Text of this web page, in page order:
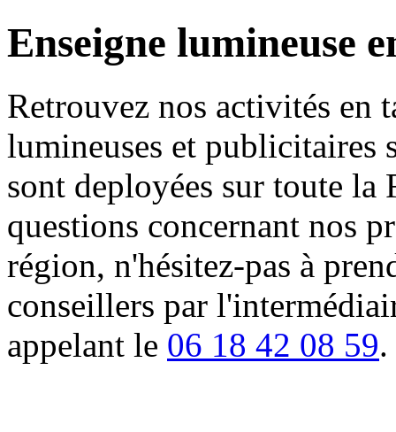
Enseigne lumineuse
Retrouvez nos activités en
lumineuses et publicitaires
sont deployées sur toute la
questions concernant nos
région, n'hésitez-pas à
conseillers par
appelant le 06 18 42 08 59.